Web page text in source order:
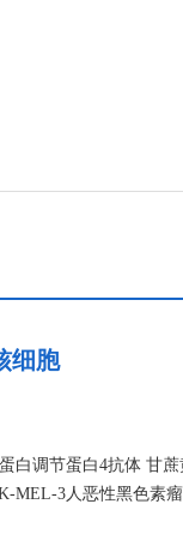
细胞
白调节蛋白4抗体 甘
MEL-3人恶性黑色素